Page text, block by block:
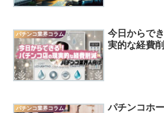
パチンコ業界コラム
今日からで
実的な経費
パチンコ業界コラム
パチンコホ